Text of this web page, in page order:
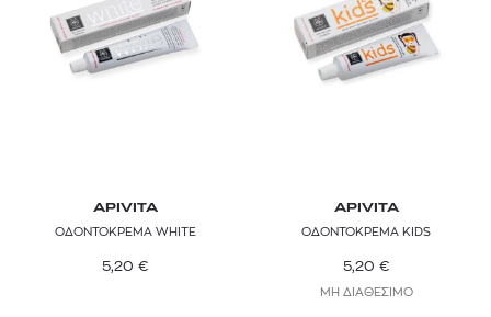
APIVITA
ΟΔΟΝΤΟΚΡΕΜΑ WHITE
5,20 €
APIVITA
ΟΔΟΝΤΟΚΡΕΜΑ KIDS
5,20 €
ΜΗ ΔΙΑΘΕΣΙΜΟ